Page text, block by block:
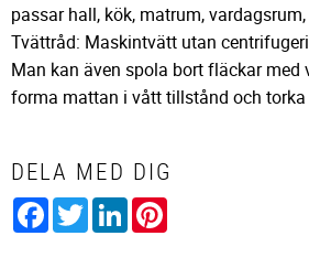
passar hall, kök, matrum,
Tvättråd: Maskintvätt utan
Man kan även spola bort fläckar med
forma mattan i vått tillstånd och
DELA MED DIG
Facebook
TwitterLinkedIn